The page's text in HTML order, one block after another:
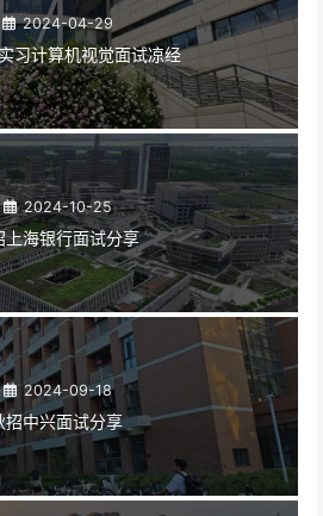
2024-04-29
习计算机视觉面试凉经
2024-10-25
上海银行面试分享
2024-09-18
招中兴面试分享